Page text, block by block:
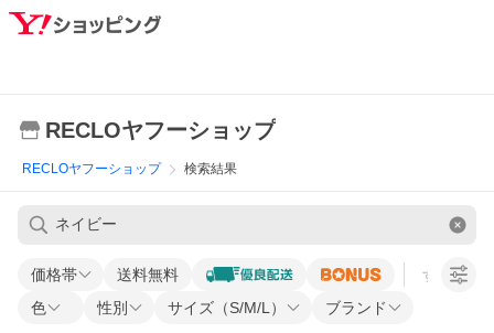
RECLOヤフーショップ
RECLOヤフーショップ 検索結果
価格帯 送料無料 すべての条
色 性別 サイズ（S/M/L） ブランド